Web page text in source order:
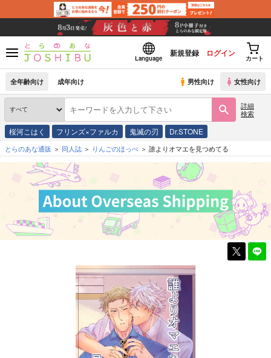
Language
新規登録 ログイン
カート
全年齢向け 成年向け 男性向け 女性向け
詳細
検索
桜河こはく フリンズ×ファルカ 鬼滅の刃 Dr.STONE
とらのあな通販 同人誌 りんごのほっぺ 誰よりオマエを見つめてる